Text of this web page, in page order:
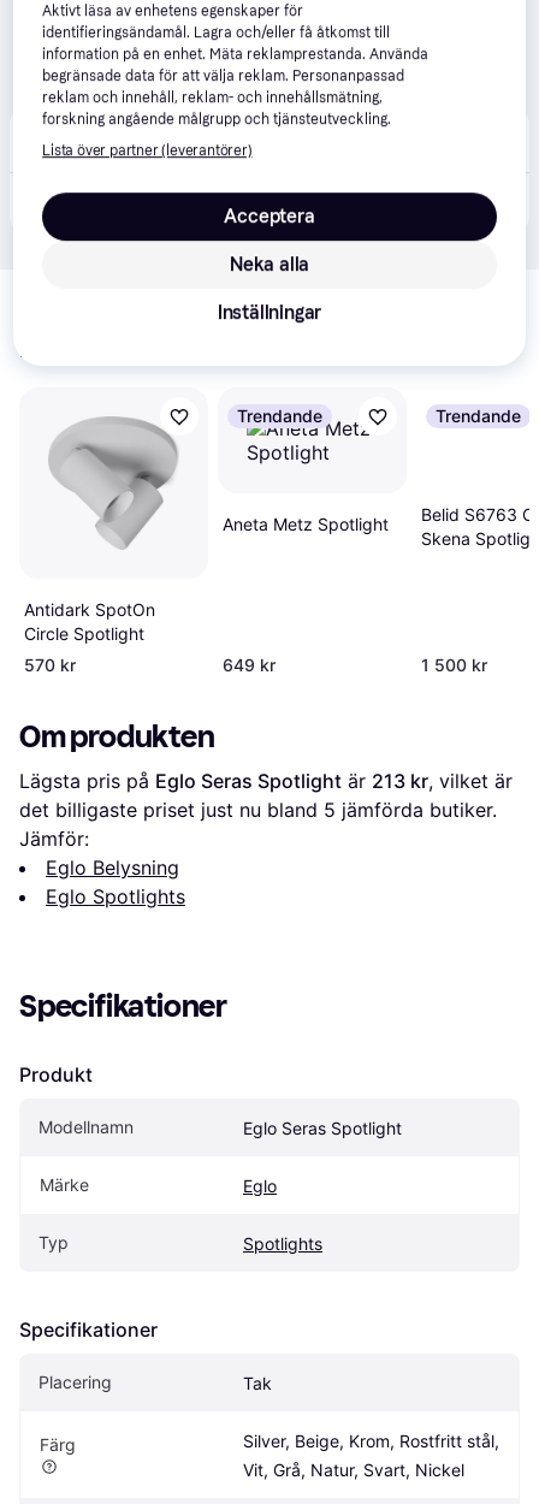
Ljustema
Beställningsvara
Seras Vägglampa LED 3000K 3W Svart 289 kr
Vi har plockat fram ett urval av produkter som kanske skulle
Antidark SpotOn
Circle Spotlight
570 kr
Trendande
Aneta Metz Spotlight
649 kr
Trendande
Belid S6763
Skena
1 500 kr
Om produkten
Lägsta pris på Eglo Seras Spotlight är 213 kr, vilket är
det billigaste priset just nu bland 5 jämförda butiker.
Jämför:
Eglo Belysning
Eglo Spotlights
Specifikationer
Produkt
Modellnamn Eglo Seras Spotlight
Märke Eglo
Typ Spotlights
Specifikationer
Placering Tak
Färg
Silver, Beige, Krom, Rostfritt stål,
Vit, Grå, Natur, Svart, Nickel
Aktivt läsa av enhetens egenskaper för
identifieringsändamål. Lagra och/eller få åtkomst till
information på en enhet. Mäta reklamprestanda. Använda
begränsade data för att välja reklam. Personanpassad
reklam och innehåll, reklam- och innehållsmätning,
forskning angående målgrupp och tjänsteutveckling.
Lista över partner (leverantörer)
Neka alla
Acceptera
Inställningar